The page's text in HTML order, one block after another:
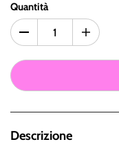
Quantità
Descrizione